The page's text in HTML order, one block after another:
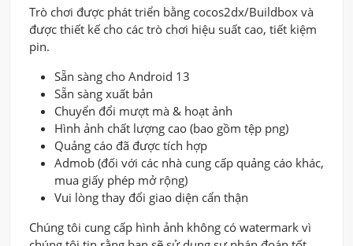
Trò chơi được phát triển bằng cocos2dx/Buildbox và
được thiết kế cho các trò chơi hiệu suất cao, tiết kiệm
pin.
Sẵn sàng cho Android 13
Sẵn sàng xuất bản
Chuyển đổi mượt mà & hoạt ảnh
Hình ảnh chất lượng cao (bao gồm tệp png)
Quảng cáo đã được tích hợp
Admob (đối với các nhà cung cấp quảng cáo khác,
mua giấy phép mở rộng)
Vui lòng thay đổi giao diện cẩn thận
Chúng tôi cung cấp hình ảnh không có watermark vì